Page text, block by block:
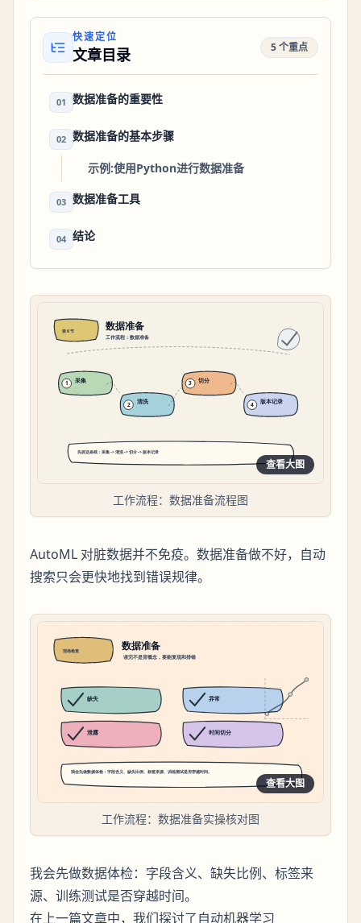
快速定位
文章目录 5 个重点
01 数据准备的重要性
02 数据准备的基本步骤
示例:使用Python进行数据准备
03 数据准备工具
04 结论
查看大图
工作流程：数据准备流程图
AutoML 对脏数据并不免疫。数据准备做不好，自动
搜索只会更快地找到错误规律。
查看大图
工作流程：数据准备实操核对图
我会先做数据体检：字段含义、缺失比例、标签来
源、训练测试是否穿越时间。
在上一篇文章中，我们探讨了自动机器学习